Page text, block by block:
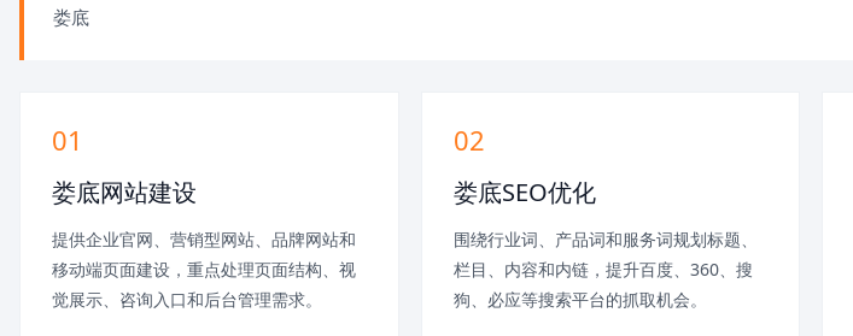
娄底
01
娄底网站建设
提供企业官网、营销型网站、品牌网站和
移动端页面建设，重点处理页面结构、视
觉展示、咨询入口和后台管理需求。
02
娄底SEO优化
围绕行业词、产品词和服务词规划标题、
栏目、内容和内链，提升百度、360、搜
狗、必应等搜索平台的抓取机会。